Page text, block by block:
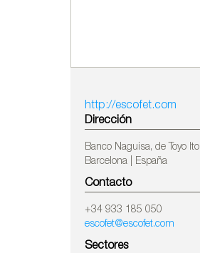
http://escofet.com
Dirección
Banco Naguisa, de Toyo Ito |
Barcelona | España
Contacto
+34 933 185 050
escofet@escofet.com
Sectores